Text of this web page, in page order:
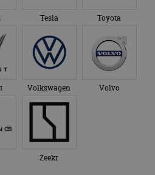
Tesla Toyota
Volkswagen Volvo
Zeekr